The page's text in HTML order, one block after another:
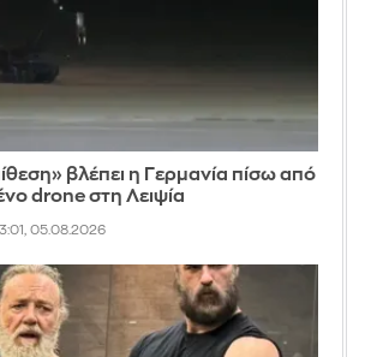
βλέπει η Γερμανία πίσω από
drone στη Λειψία
05.08.2026